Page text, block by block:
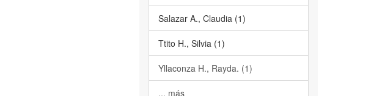
Salazar A., Claudia (1)
Ttito H., Silvia (1)
Yllaconza H., Rayda. (1)
... más